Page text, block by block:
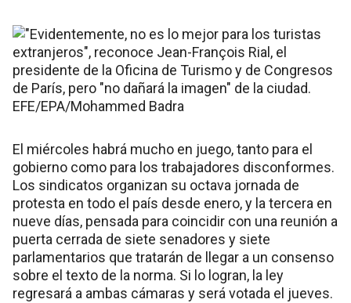
El miércoles habrá mucho en juego, tanto para el
gobierno como para los trabajadores disconformes.
Los sindicatos organizan su octava jornada de
protesta en todo el país desde enero, y la tercera en
nueve días, pensada para coincidir con una reunión a
puerta cerrada de siete senadores y siete
parlamentarios que tratarán de llegar a un consenso
sobre el texto de la norma. Si lo logran, la ley
regresará a ambas cámaras y será votada el jueves.